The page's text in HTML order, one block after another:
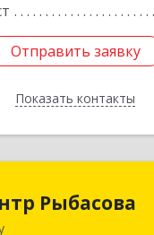
Отправить заявку
Показать контакты
Отправить заявку
Назад
Рыбасова
Ай-Ти Центр